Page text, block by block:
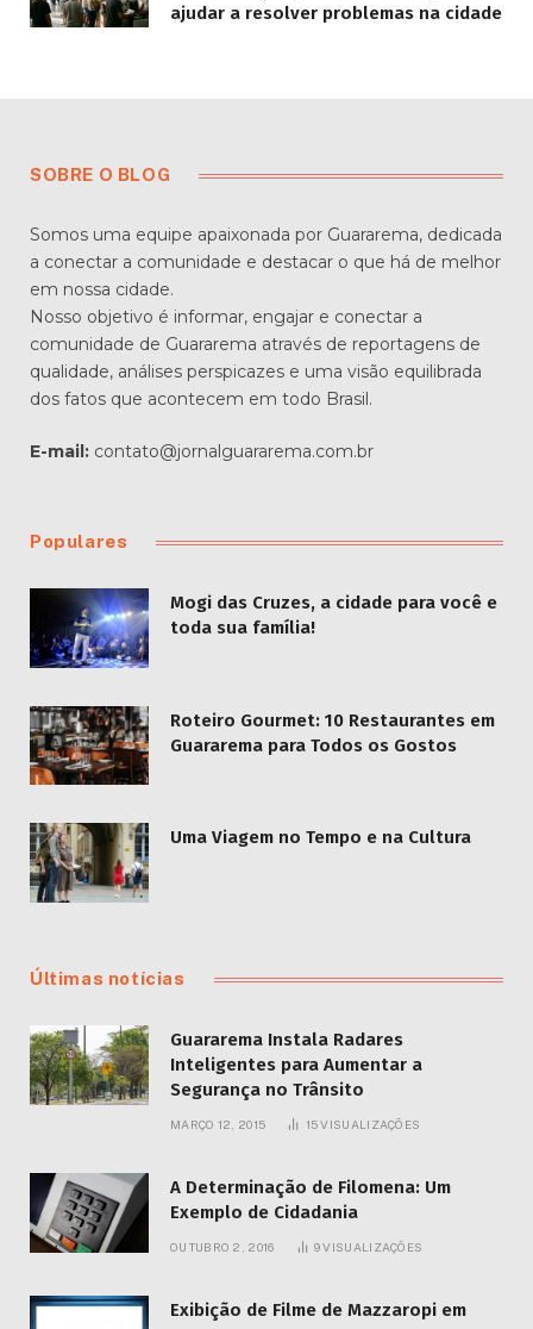
ajudar a resolver problemas na cidade
SOBRE O BLOG
Somos uma equipe apaixonada por Guararema, dedicada
a conectar a comunidade e destacar o que há de melhor
em nossa cidade.
Nosso objetivo é informar, engajar e conectar a
comunidade de Guararema através de reportagens de
qualidade, análises perspicazes e uma visão equilibrada
dos fatos que acontecem em todo Brasil.
E-mail: contato@jornalguararema.com.br
Populares
Mogi das Cruzes, a cidade para você e
toda sua família!
Roteiro Gourmet: 10 Restaurantes em
Guararema para Todos os Gostos
Uma Viagem no Tempo e na Cultura
Últimas notícias
Guararema Instala Radares
Inteligentes para Aumentar a
Segurança no Trânsito
MARÇO 12, 2015 15VISUALIZAÇÕES
A Determinação de Filomena: Um
Exemplo de Cidadania
OUTUBRO 2, 2016 9VISUALIZAÇÕES
Exibição de Filme de Mazzaropi em